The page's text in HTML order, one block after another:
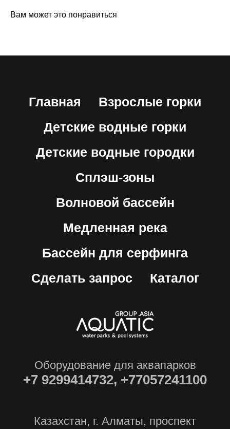
Вам может это понравиться
Главная
Взрослые горки
Детские водные горки
Детские водные городки
Сплэш-зоны
Волновой бассейн
Медленная река
Бассейн для серфинга
Сделать запрос
Каталог
Оборудование для аквапарков
+7 9299414732, +77057241100
Казахстан, г. Алматы, проспект